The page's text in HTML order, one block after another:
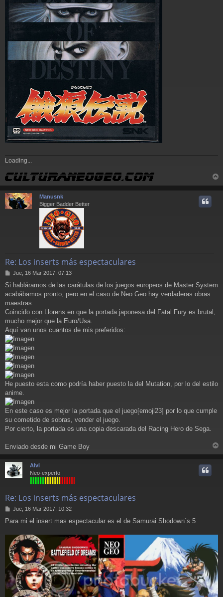
Loading...
r
Manusnk
Bigger Badder Better
Re: Los inserts más espectaculares
M
n
s
a
j
Jue, 16 Mar 2017, 07:13
Si habláramos de las carátulas de los juegos europeos de Master System
acabábamos pronto, pero en el caso de Neo Geo hay verdaderas obras
maestras.
Coincido con Llorens en que la portada japonesa del Fatal Fury es brutal,
mucho mejor que la Euro/Usa.
Aquí van unos cuantos de mis preferidos:
He puesto esta como podría haber puesto la del Mutation, por lo del estilo
anime.
En este caso es mejor la portada que el juego[emoji23] por lo que cumple
su cometido de sobras, vender el juego.
Por cierto, la portada es una copia descarada del Racing Hero de Sega.
Enviado desde mi Game Boy
r
Alvi
Neo-experto
Re: Los inserts más espectaculares
M
n
a
j
e
Jue, 16 Mar 2017, 10:32
Para mi el insert mas espectacular es el de Samurai Shodown´s 5